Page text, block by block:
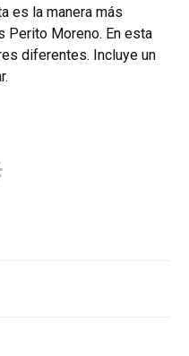
es la manera más
Perito Moreno. En esta
diferentes. Incluye un